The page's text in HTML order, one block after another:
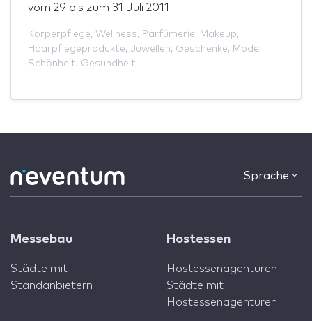
vom 29 bis zum 31 Juli 2011
Körperpflege, Wellness, Parfümerie, Makeup,
Haarpflegeprodukte, Juwellen, Geschenke, Mode,
Schönheit, Gesundheit
Sprache
Messebau
Städte mit
Standanbietern
Hostessen
Hostessenagenturen
Städte mit
Hostessenagenturen